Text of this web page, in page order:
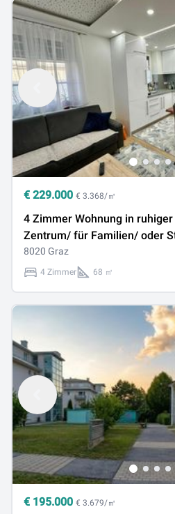
€ 229.000 € 3.368/㎡
4 Zimmer Wohnung in
Zentrum/ für Familien/ oder
geeignet
8020 Graz
4 Zimmer 68 ㎡
€ 195.000 € 3.679/㎡